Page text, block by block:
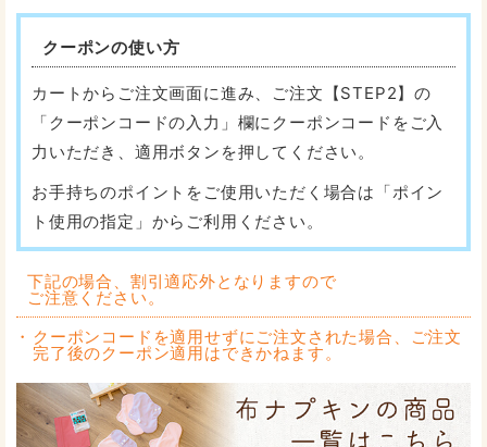
クーポンの使い方
カートからご注文画面に進み、ご注文【STEP2】の
「クーポンコードの入力」欄にクーポンコードをご入
力いただき、適用ボタンを押してください。
お手持ちのポイントをご使用いただく場合は「ポイン
ト使用の指定」からご利用ください。
下記の場合、割引適応外となりますので
ご注意ください。
クーポンコードを適用せずにご注文された場合、ご注文
完了後のクーポン適用はできかねます。